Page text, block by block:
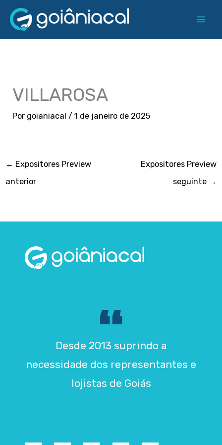
para
VILLAROSA
Por goianiacal/1 de janeiro de 2025
← Expositores Preview
anterior
Expositores Preview
seguinte →
Desde 2013 suprindo a
necessidade dos representantes e
lojistas de Goiás